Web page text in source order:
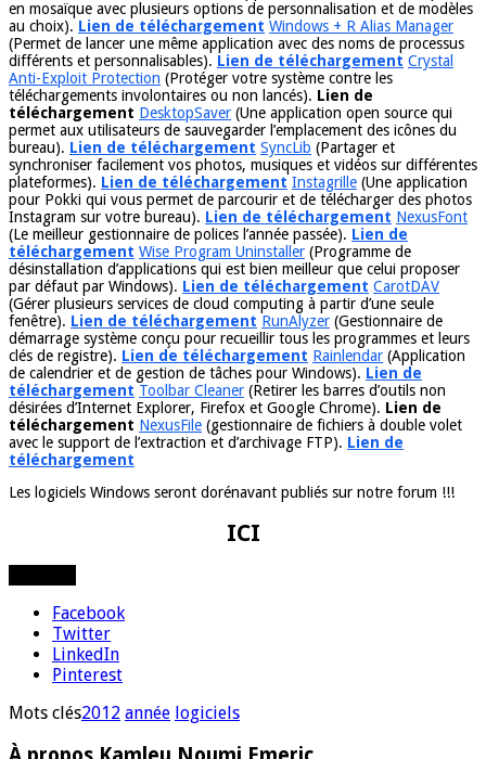
en mosaïque avec plusieurs options de personnalisation et de modèles
au choix). Lien de téléchargement Windows + R Alias Manager
(Permet de lancer une même application avec des noms de processus
différents et personnalisables). Lien de téléchargement Crystal
Anti-Exploit Protection (Protéger votre système contre les
téléchargements involontaires ou non lancés). Lien de
téléchargement DesktopSaver (Une application open source qui
permet aux utilisateurs de sauvegarder l’emplacement des icônes du
bureau). Lien de téléchargement SyncLib (Partager et
synchroniser facilement vos photos, musiques et vidéos sur différentes
plateformes). Lien de téléchargement Instagrille (Une application
pour Pokki qui vous permet de parcourir et de télécharger des photos
Instagram sur votre bureau). Lien de téléchargement NexusFont
(Le meilleur gestionnaire de polices l’année passée). Lien de
téléchargement Wise Program Uninstaller (Programme de
désinstallation d’applications qui est bien meilleur que celui proposer
par défaut par Windows). Lien de téléchargement CarotDAV
(Gérer plusieurs services de cloud computing à partir d’une seule
fenêtre). Lien de téléchargement RunAlyzer (Gestionnaire de
démarrage système conçu pour recueillir tous les programmes et leurs
clés de registre). Lien de téléchargement Rainlendar (Application
de calendrier et de gestion de tâches pour Windows). Lien de
téléchargement Toolbar Cleaner (Retirer les barres d’outils non
désirées d’Internet Explorer, Firefox et Google Chrome). Lien de
téléchargement NexusFile (gestionnaire de fichiers à double volet
avec le support de l’extraction et d’archivage FTP). Lien de
téléchargement
Les logiciels Windows seront dorénavant publiés sur notre forum !!!
ICI
Facebook
Twitter
LinkedIn
Pinterest
Mots clés2012 année logiciels